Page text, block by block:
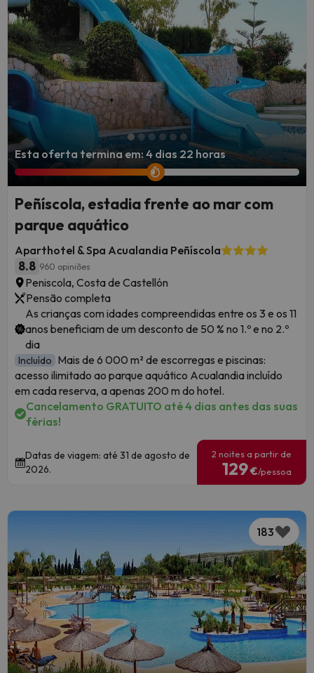
Esta oferta termina em: 4 dias 22 horas
Peñíscola, estadia frente ao mar com
parque aquático
Aparthotel & Spa Acualandia Peñíscola
8.8 960 opiniões
Peniscola, Costa de Castellón
Pensão completa
As crianças com idades compreendidas entre os 3 e os 11
anos beneficiam de um desconto de 50 % no 1.º e no 2.º
dia
Incluído Mais de 6 000 m² de escorregas e piscinas:
acesso ilimitado ao parque aquático Acualandia incluído
em cada reserva, a apenas 200 m do hotel.
Cancelamento GRATUITO até 4 dias antes das suas
férias!
Datas de viagem: até 31 de agosto de
2026.
2 noites a partir de
129€/pessoa
183